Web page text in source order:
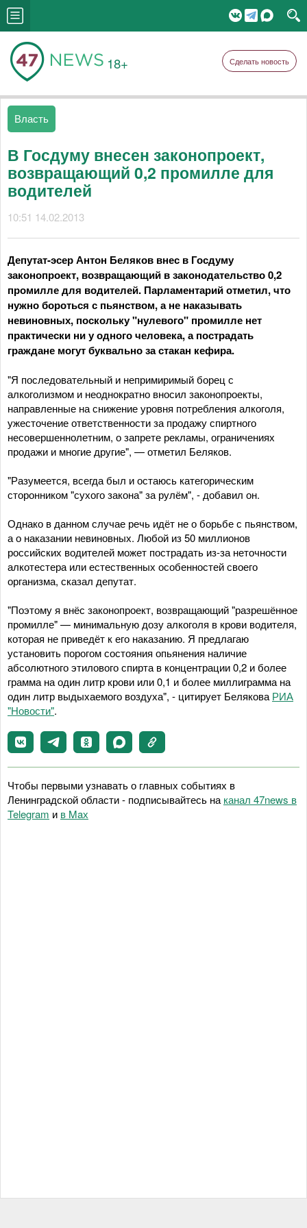
18+ Сделать новость
Власть
В Госдуму внесен законопроект,
возвращающий 0,2 промилле для
водителей
10:51 14.02.2013
Депутат-эсер Антон Беляков внес в Госдуму
законопроект, возвращающий в законодательство 0,2
промилле для водителей. Парламентарий отметил, что
нужно бороться с пьянством, а не наказывать
невиновных, поскольку "нулевого" промилле нет
практически ни у одного человека, а пострадать
граждане могут буквально за стакан кефира.
"Я последовательный и непримиримый борец с
алкоголизмом и неоднократно вносил законопроекты,
направленные на снижение уровня потребления алкоголя,
ужесточение ответственности за продажу спиртного
несовершеннолетним, о запрете рекламы, ограничениях
продажи и многие другие", — отметил Беляков.
"Разумеется, всегда был и остаюсь категорическим
сторонником "сухого закона" за рулём", - добавил он.
Однако в данном случае речь идёт не о борьбе с пьянством,
а о наказании невиновных. Любой из 50 миллионов
российских водителей может пострадать из-за неточности
алкотестера или естественных особенностей своего
организма, сказал депутат.
"Поэтому я внёс законопроект, возвращающий "разрешённое
промилле" — минимальную дозу алкоголя в крови водителя,
которая не приведёт к его наказанию. Я предлагаю
установить порогом состояния опьянения наличие
абсолютного этилового спирта в концентрации 0,2 и более
грамма на один литр крови или 0,1 и более миллиграмма на
один литр выдыхаемого воздуха", - цитирует Белякова РИА
"Новости".
Чтобы первыми узнавать о главных событиях в
Ленинградской области - подписывайтесь на канал 47news в
Telegram и в Maх